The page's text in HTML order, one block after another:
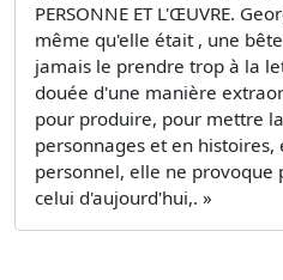
PERSONNE ET L'ŒUVRE.
même qu'elle était , une
jamais le prendre trop à la
douée d'une manière
pour produire, pour mettre
personnages et en
personnel, elle ne
celui d'aujourd'hui,. »